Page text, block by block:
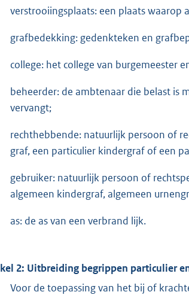
verstrooiingsplaats: een plaats waarop
grafbedekking: gedenkteken en
college: het college van burgemeester
beheerder: de ambtenaar die belast is
vervangt;
rechthebbende: natuurlijk persoon of
graf, een particulier kindergraf of een
gebruiker: natuurlijk persoon of
algemeen kindergraf, algemeen
as: de as van een verbrand lijk.
2: Uitbreiding begrippen particulier
Voor de toepassing van het bij of